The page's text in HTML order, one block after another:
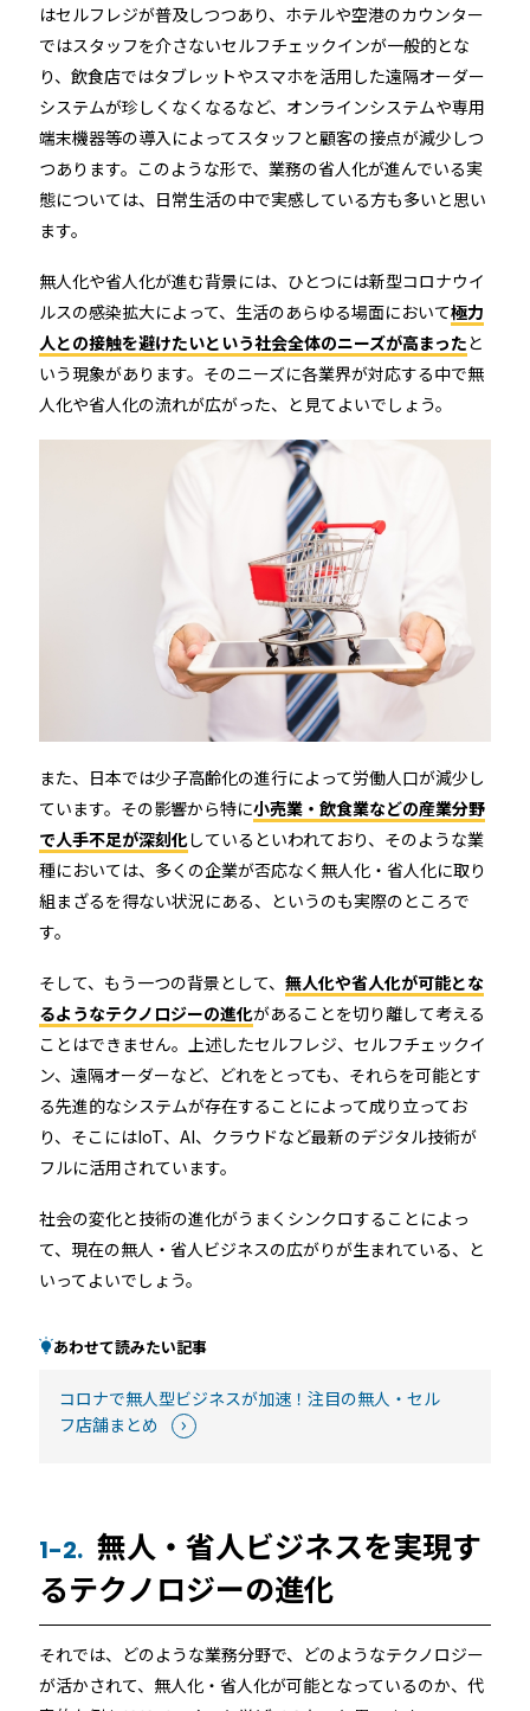
はセルフレジが普及しつつあり、ホテルや空港のカウンター
ではスタッフを介さないセルフチェックインが一般的とな
り、飲食店ではタブレットやスマホを活用した遠隔オーダー
システムが珍しくなくなるなど、オンラインシステムや専用
端末機器等の導入によってスタッフと顧客の接点が減少しつ
つあります。このような形で、業務の省人化が進んでいる実
態については、日常生活の中で実感している方も多いと思い
ます。
無人化や省人化が進む背景には、ひとつには新型コロナウイ
ルスの感染拡大によって、生活のあらゆる場面において極力
人との接触を避けたいという社会全体のニーズが高まったと
いう現象があります。そのニーズに各業界が対応する中で無
人化や省人化の流れが広がった、と見てよいでしょう。
また、日本では少子高齢化の進行によって労働人口が減少し
ています。その影響から特に小売業・飲食業などの産業分野
で人手不足が深刻化しているといわれており、そのような業
種においては、多くの企業が否応なく無人化・省人化に取り
組まざるを得ない状況にある、というのも実際のところで
す。
そして、もう一つの背景として、 無人化や省人化が可能とな
るようなテクノロジーの進化があることを切り離して考える
ことはできません。上述したセルフレジ、セルフチェックイ
ン、遠隔オーダーなど、どれをとっても、それらを可能とす
る先進的なシステムが存在することによって成り立ってお
り、そこにはIoT、AI、クラウドなど最新のデジタル技術が
フルに活用されています。
社会の変化と技術の進化がうまくシンクロすることによっ
て、現在の無人・省人ビジネスの広がりが生まれている、と
いってよいでしょう。
あわせて読みたい記事
コロナで無人型ビジネスが加速！注目の無人・セル
フ店舗まとめ
1-2. 無人・省人ビジネスを実現す
るテクノロジーの進化
それでは、どのような業務分野で、どのようなテクノロジー
が活かされて、無人化・省人化が可能となっているのか、代
機能
機能トップ
ユニバーサルアクセスキー＆かぎ
パス
他社スマートロックとの連携
システム連携
システム連携トップ
連携システム一覧
API連携
製品情報
製品情報トップ
製品ラインナップ
RemoteLOCK 500i
RemoteLOCK 8j-S
RemoteLOCK 9j
RemoteLOCK 9j-Q
TOBIRA
パートナー製品
製品の比較
利用事例
利用事例トップ
レンタルスペース
オフィス
公共施設
その他の業種
事例インタビュー
宿泊施設
レンタルスペース
オフィス
公共施設
その他の業種
導入の流れ
取付工事
取付工事トップ
施工パートナー 一覧
全てのパートナー
東北
関東
中部
近畿
施工会社様向け資料
お役立ち記事
カスタマーサポート
お知らせ セミナー
特定商取引法に基づく表記
プライバシーポリシー
RemoteLOCKクラウドサービス利用規約
RemoteLOCKアプリダウンロード